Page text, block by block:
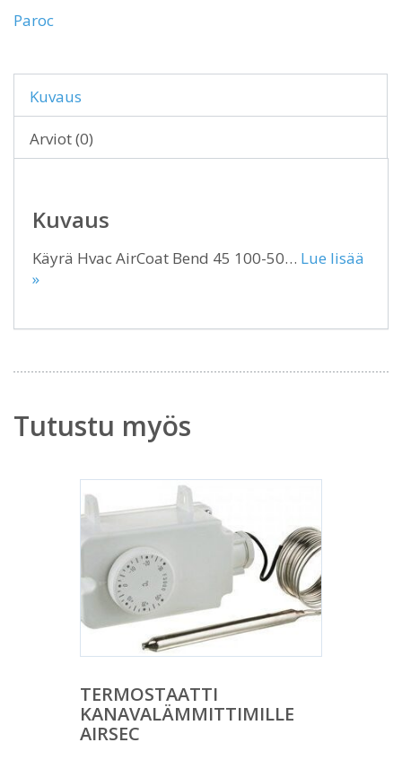
Paroc
Kuvaus
Arviot (0)
Kuvaus
Käyrä Hvac AirCoat Bend 45 100-50… Lue lisää
»
Tutustu myös
TERMOSTAATTI
KANAVALÄMMITTIMILLE
AIRSEC